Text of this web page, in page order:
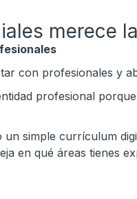
merece
con profesionales y
profesional
simple currículum
en qué áreas tienes